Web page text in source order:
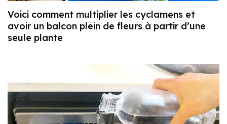
Voici comment multiplier les cyclamens et
avoir un balcon plein de fleurs à partir d’une
seule plante